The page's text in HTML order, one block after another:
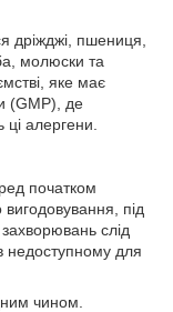
дріжджі, пшениця,
молюски та
яке має
(GMP), де
ці алергени.
початком
вигодовування, під
слід
недоступному для
чином.